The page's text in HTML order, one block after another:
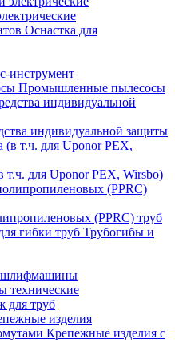
Оснастка для
инструмент
Промышленные пылесосы
индивидуальной защиты
т.ч. для Uponor PEX, Wirsbo)
(PPRC) труб
Трубогибы и
технические
для труб
изделия
Крепежные изделия с